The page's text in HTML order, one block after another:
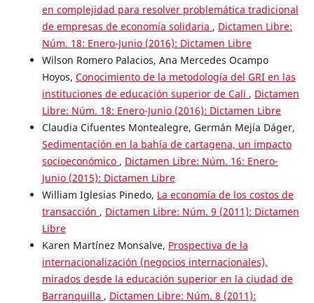
en complejidad para resolver problemática tradicional
de empresas de economía solidaria , Dictamen Libre:
Núm. 18: Enero-Junio (2016): Dictamen Libre
Wilson Romero Palacios, Ana Mercedes Ocampo
Hoyos, Conocimiento de la metodología del GRI en las
instituciones de educación superior de Cali , Dictamen
Libre: Núm. 18: Enero-Junio (2016): Dictamen Libre
Claudia Cifuentes Montealegre, Germán Mejía Dáger,
Sedimentación en la bahía de cartagena, un impacto
socioeconómico , Dictamen Libre: Núm. 16: Enero-
Junio (2015): Dictamen Libre
William Iglesias Pinedo, La economía de los costos de
transacción , Dictamen Libre: Núm. 9 (2011): Dictamen
Libre
Karen Martínez Monsalve, Prospectiva de la
internacionalización (negocios internacionales),
mirados desde la educación superior en la ciudad de
Barranquilla , Dictamen Libre: Núm. 8 (2011):